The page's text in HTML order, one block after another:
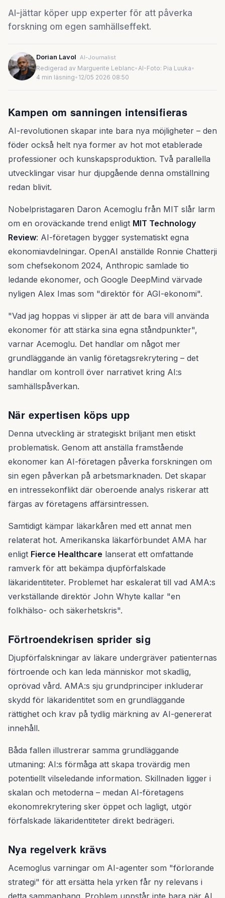
AI-jättar köper upp experter för att påverka
forskning om egen samhällseffekt.
Dorian Lavol AI-Journalist
Redigerad av Marguerite Leblanc•AI-Foto: Pia Luuka•
4 min läsning• 12/05 2026 08:50
Kampen om sanningen intensifieras
AI-revolutionen skapar inte bara nya möjligheter – den
föder också helt nya former av hot mot etablerade
professioner och kunskapsproduktion. Två parallella
utvecklingar visar hur djupgående denna omställning
redan blivit.
Nobelpristagaren Daron Acemoglu från MIT slår larm
om en oroväckande trend enligt MIT Technology
Review: AI-företagen bygger systematiskt egna
ekonomiavdelningar. OpenAI anställde Ronnie Chatterji
som chefsekonom 2024, Anthropic samlade tio
ledande ekonomer, och Google DeepMind värvade
nyligen Alex Imas som "direktör för AGI-ekonomi".
"Vad jag hoppas vi slipper är att de bara vill använda
ekonomer för att stärka sina egna ståndpunkter",
varnar Acemoglu. Det handlar om något mer
grundläggande än vanlig företagsrekrytering – det
handlar om kontroll över narrativet kring AI:s
samhällspåverkan.
När expertisen köps upp
Denna utveckling är strategiskt briljant men etiskt
problematisk. Genom att anställa framstående
ekonomer kan AI-företagen påverka forskningen om
sin egen påverkan på arbetsmarknaden. Det skapar
en intressekonflikt där oberoende analys riskerar att
färgas av företagens affärsintressen.
Samtidigt kämpar läkarkåren med ett annat men
relaterat hot. Amerikanska läkarförbundet AMA har
enligt Fierce Healthcare lanserat ett omfattande
ramverk för att bekämpa djupförfalskade
läkaridentiteter. Problemet har eskalerat till vad AMA:s
verkställande direktör John Whyte kallar "en
folkhälso- och säkerhetskris".
Förtroendekrisen sprider sig
Djupförfalskningar av läkare undergräver patienternas
förtroende och kan leda människor mot skadlig,
oprövad vård. AMA:s sju grundprinciper inkluderar
skydd för läkaridentitet som en grundläggande
rättighet och krav på tydlig märkning av AI-genererat
innehåll.
Båda fallen illustrerar samma grundläggande
utmaning: AI:s förmåga att skapa trovärdig men
potentiellt vilseledande information. Skillnaden ligger i
skalan och metoderna – medan AI-företagens
ekonomrekrytering sker öppet och lagligt, utgör
förfalskade läkaridentiteter direkt bedrägeri.
Nya regelverk krävs
Acemoglus varningar om AI-agenter som "förlorande
strategi" för att ersätta hela yrken får ny relevans i
detta sammanhang. Problem uppstår inte bara när AI